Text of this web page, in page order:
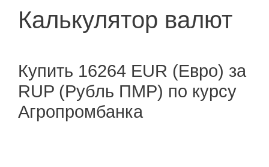
Калькулятор валют
Купить 16264 EUR (Евро) за
RUP (Рубль ПМР) по курсу
Агропромбанка